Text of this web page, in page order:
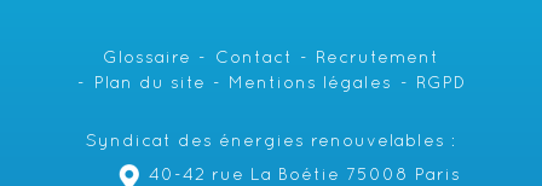
Glossaire Contact
Recrutement
Plan du site
Mentions légales RGPD
Syndicat des énergies renouvelables :
40-42 rue La Boétie 75008 Paris